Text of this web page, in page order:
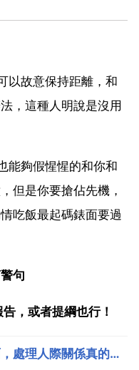
以故意保持距離，和
，這種人明說是沒用
能夠假惺惺的和你和
但是你要搶佔先機，
吃飯最起碼錶面要過
句
，或者提綱也行！
每天很累，處理人際關係等方面，處理人際關係真的很累人的